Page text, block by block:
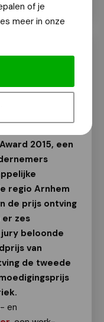
of je
meer in onze
prijs Ignite
2015, een
regio Arnhem
de prijs ontving
er zes
beloonde
van
de tweede
en